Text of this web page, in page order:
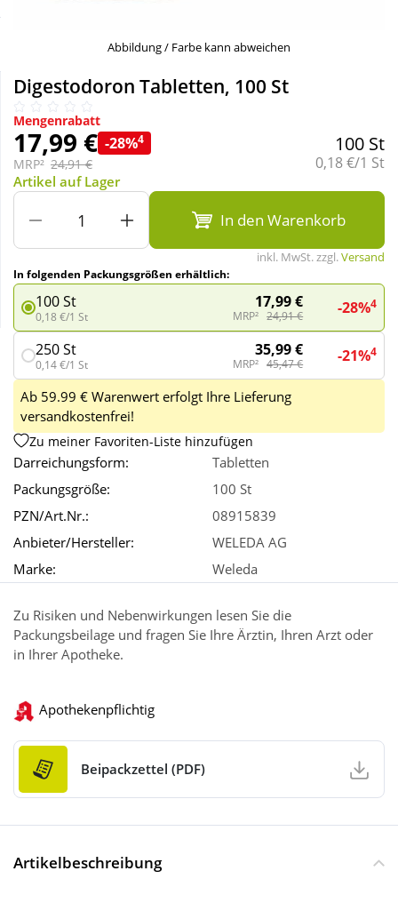
Täglich gut versorgt
Nahrungsergänzung
Natur & Homöopathie
Sanitätshaus
Wellness
Abbildung / Farbe kann abweichen
Digestodoron Tabletten, 100 St
Mengenrabatt
17,99 € -28%4
MRP² 24,91 €
100 St
Grundpreis:
0,18 €/1 St
Artikel auf Lager
In den Warenkorb
inkl. MwSt. zzgl.Versand
In folgenden Packungsgrößen erhältlich:
100 St
0,18 €/1 St
17,99 €
MRP² 24,91 € -28%4
250 St
0,14 €/1 St
35,99 €
MRP² 45,47 € -21%4
Ab 59.99 € Warenwert erfolgt Ihre Lieferung
versandkostenfrei!
Zu meiner Favoriten-Liste hinzufügen
Darreichungsform:
Tabletten
Packungsgröße:
100 St
PZN/Art.Nr.:
08915839
Anbieter/Hersteller:
WELEDA AG
Marke:
Weleda
Zu Risiken und Nebenwirkungen lesen Sie die
Packungsbeilage und fragen Sie Ihre Ärztin, Ihren Arzt oder
in Ihrer Apotheke.
Apothekenpflichtig
Beipackzettel (PDF)
Artikelbeschreibung